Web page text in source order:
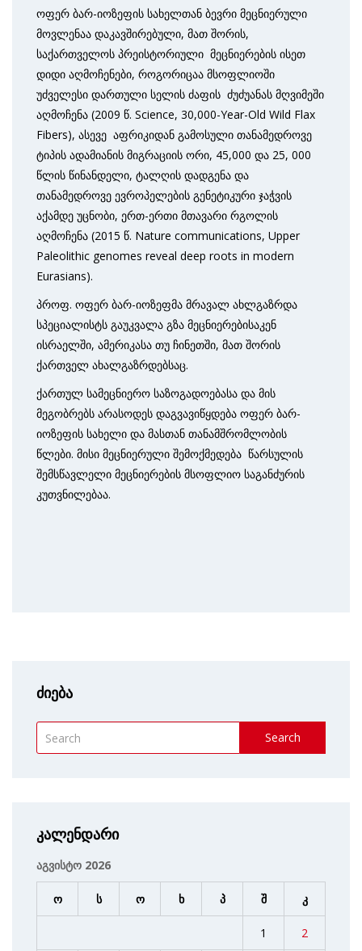
ოფერ ბარ-იოზეფის სახელთან ბევრი მეცნიერული
მოვლენაა დაკავშირებული, მათ შორის,
საქართველოს პრეისტორიული მეცნიერების ისეთ
დიდი აღმოჩენები, როგორიცაა მსოფლიოში
უძველესი დართული სელის ძაფის ძუძუანას მღვიმეში
აღმოჩენა (2009 წ. Science, 30,000-Year-Old Wild Flax
Fibers), ასევე აფრიკიდან გამოსული თანამედროვე
ტიპის ადამიანის მიგრაციის ორი, 45,000 და 25, 000
წლის წინანდელი, ტალღის დადგენა და
თანამედროვე ევროპელების გენეტიკური ჯაჭვის
აქამდე უცნობი, ერთ-ერთი მთავარი რგოლის
აღმოჩენა (2015 წ. Nature communications, Upper
Paleolithic genomes reveal deep roots in modern
Eurasians).
პროფ. ოფერ ბარ-იოზეფმა მრავალ ახლგაზრდა
სპეციალისტს გაუკვალა გზა მეცნიერებისაკენ
ისრაელში, ამერიკასა თუ ჩინეთში, მათ შორის
ქართველ ახალგაზრდებსაც.
ქართულ სამეცნიერო საზოგადოებასა და მის
მეგობრებს არასოდეს დაგვავიწყდება ოფერ ბარ-
იოზეფის სახელი და მასთან თანამშრომლობის
წლები. მისი მეცნიერული შემოქმედება წარსულის
შემსწავლელი მეცნიერების მსოფლიო საგანძურის
კუთვნილებაა.
ძიება
Search
კალენდარი
აგვისტო 2026
ო ს ო ხ პ შ კ
1 2